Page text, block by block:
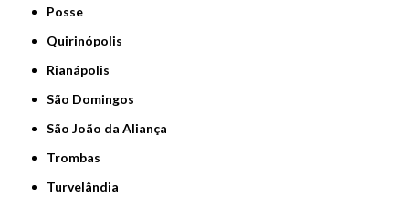
Posse
Quirinópolis
Rianápolis
São Domingos
São João da Aliança
Trombas
Turvelândia